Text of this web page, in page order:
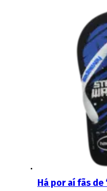
Há por aí fãs de